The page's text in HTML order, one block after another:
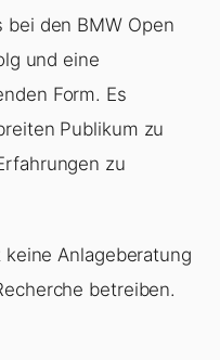
bei den BMW Open
und eine
Form. Es
Publikum zu
zu
Anlageberatung
betreiben.